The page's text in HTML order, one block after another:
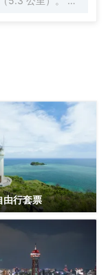
家的舒適。配備
浴桶。便利設施
由行套票